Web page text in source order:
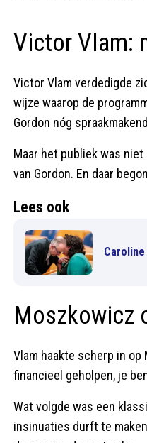
Victor Vlam:
Victor Vlam verdedigde
wijze waarop de
Gordon nóg
Maar het publiek was
van Gordon. En daar
Lees ook
Moszkowicz
Vlam haakte scherp in op
financieel geholpen, je
Wat volgde was een
insinuaties durft te